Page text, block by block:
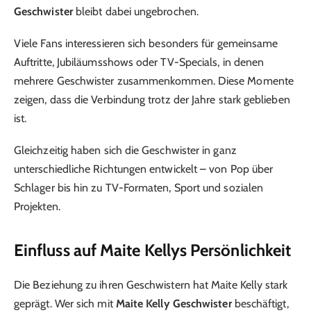
Geschwisterbleibt dabei ungebrochen.
Viele Fans interessieren sich besonders für gemeinsame
Auftritte, Jubiläumsshows oder TV-Specials, in denen
mehrere Geschwister zusammenkommen. Diese Momente
zeigen, dass die Verbindung trotz der Jahre stark geblieben
ist.
Gleichzeitig haben sich die Geschwister in ganz
unterschiedliche Richtungen entwickelt – von Pop über
Schlager bis hin zu TV-Formaten, Sport und sozialen
Projekten.
Einfluss auf Maite Kellys Persönlichkeit
Die Beziehung zu ihren Geschwistern hat Maite Kelly stark
geprägt. Wer sich mitMaite Kelly Geschwisterbeschäftigt,